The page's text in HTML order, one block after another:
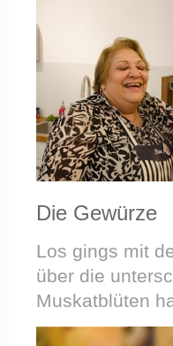
Die Gewürze
Los gings mit
über die
Muskatblüten